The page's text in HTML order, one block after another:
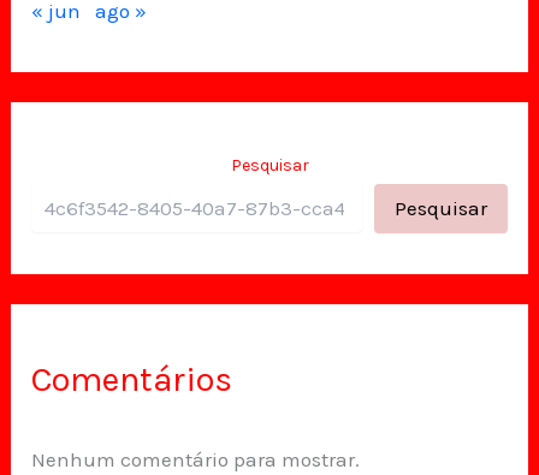
« jun ago »
Pesquisar
Pesquisar
Comentários
Nenhum comentário para mostrar.